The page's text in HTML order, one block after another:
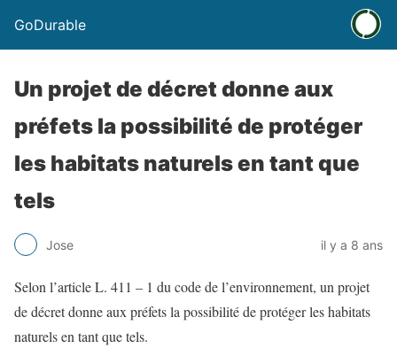
GoDurable
Un projet de décret donne aux
préfets la possibilité de protéger
les habitats naturels en tant que
tels
Jose il y a 8 ans
Selon l’article L. 411 – 1 du code de l’environnement, un projet
de décret donne aux préfets la possibilité de protéger les habitats
naturels en tant que tels.